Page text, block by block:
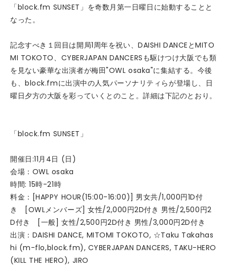
「block.fm SUNSET」を奇数月第一日曜日に始動することと
なった。
記念すべき１回目は開局1周年を祝い、DAISHI DANCEとMITO
MI TOKOTO、CYBERJAPAN DANCERSも駆けつけ大阪でも類
を見ない豪華な出演者が梅田"OWL osaka"に集結する。今後
も、block.fmに出演中の人気パーソナリティらが登場し、日
曜日夕方の大阪を彩っていくとのこと。詳細は下記のとおり。
「block.fm SUNSET」
開催日:11月4日 (日)
会場：OWL osaka
時間: 15時-21時
料金：[HAPPY HOUR(15:00-16:00)] 男女共/1,000円1D付
き [OWLメンバーズ] 女性/2,000円2D付き 男性/2,500円2
D付き [一般] 女性/2,500円2D付き 男性/3,000円2D付き
出演：DAISHI DANCE, MITOMI TOKOTO, ☆Taku Takahas
hi (m-flo,block.fm), CYBERJAPAN DANCERS, TAKU-HERO
(KILL THE HERO), JIRO